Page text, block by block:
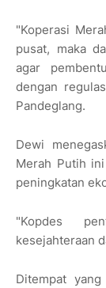
"Koperasi
pusat, maka
agar
dengan
Pandeglang.
Dewi
Merah Putih
peningkatan
"Kopdes
kesejahteraan
Ditempat